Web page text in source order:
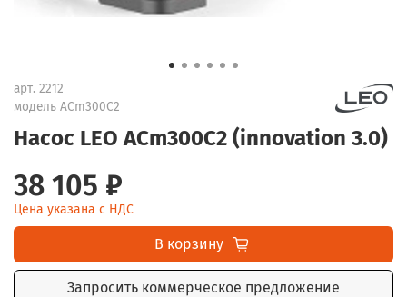
арт. 2212
модель ACm300C2
Насос LEO ACm300C2 (innovation 3.0)
38 105 ₽
Цена указана с НДС
В корзину
Запросить коммерческое предложение